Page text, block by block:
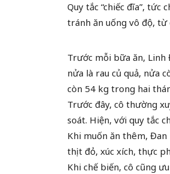
Quy tắc “chiếc đĩa”,
tránh ăn uống vô độ, từ
Trước mỗi bữa ăn,
nửa là rau củ quả, nửa
còn 54 kg trong hai
Trước đây, cô thường
soát. Hiện, với quy tắc
Khi muốn ăn thêm, Đan
thịt đỏ, xúc xích, thực
Khi chế biến, cô cũng